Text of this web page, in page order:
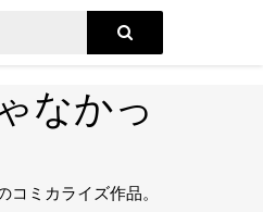
なかっ
ミカライズ作品。